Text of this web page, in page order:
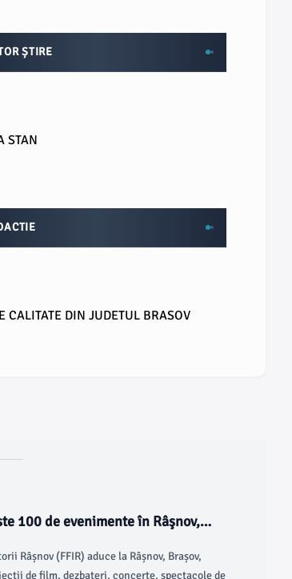
ȘTIRE
STAN
CALITATE DIN JUDETUL BRASOV
100 de evenimente în Râşnov,
Râșnov (FFIR) aduce la Râșnov, Brașov,
de film, dezbateri, concerte, spectacole de